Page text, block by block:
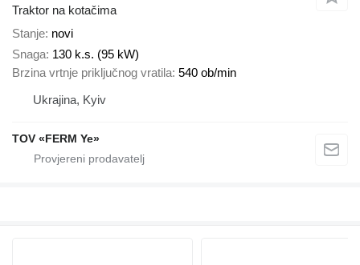
Traktor na kotačima
Stanje novi
Snaga 130 k.s. (95 kW)
Brzina vrtnje priključnog vratila 540 ob/min
Ukrajina, Kyiv
TOV «FERM Ye»